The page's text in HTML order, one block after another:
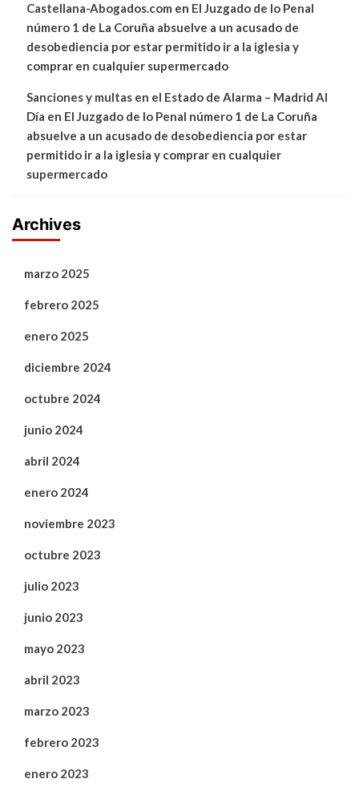
Castellana-Abogados.com en El Juzgado de lo Penal
número 1 de La Coruña absuelve a un acusado de
desobediencia por estar permitido ir a la iglesia y
comprar en cualquier supermercado
Sanciones y multas en el Estado de Alarma – Madrid Al
Día en El Juzgado de lo Penal número 1 de La Coruña
absuelve a un acusado de desobediencia por estar
permitido ir a la iglesia y comprar en cualquier
supermercado
Archives
marzo 2025
febrero 2025
enero 2025
diciembre 2024
octubre 2024
junio 2024
abril 2024
enero 2024
noviembre 2023
octubre 2023
julio 2023
junio 2023
mayo 2023
abril 2023
marzo 2023
febrero 2023
enero 2023